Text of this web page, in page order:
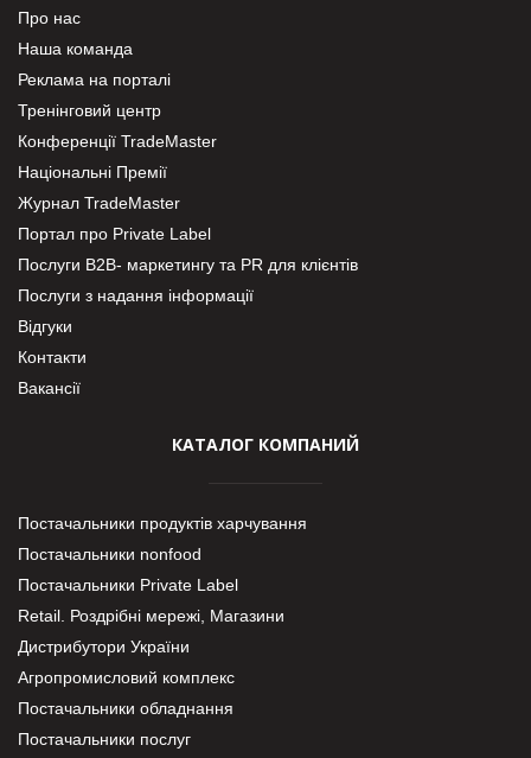
Про нас
Наша команда
Реклама на порталі
Тренінговий центр
Конференції TradeMaster
Національні Премії
Журнал TradeMaster
Портал про Private Label
Послуги В2В- маркетингу та PR для клієнтів
Послуги з надання інформації
Відгуки
Контакти
Вакансії
КАТАЛОГ КОМПАНИЙ
Постачальники продуктів харчування
Постачальники nonfood
Постачальники Private Label
Retail. Роздрібні мережі, Магазини
Дистрибутори України
Агропромисловий комплекс
Постачальники обладнання
Постачальники послуг